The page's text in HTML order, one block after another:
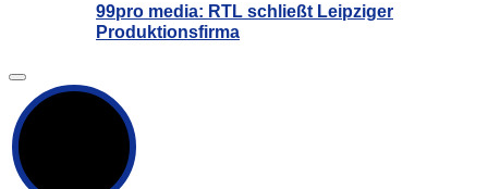
99pro media: RTL schließt Leipziger
Produktionsfirma